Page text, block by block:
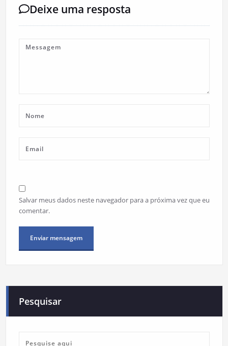
Deixe uma resposta
Salvar meus dados neste navegador para a próxima vez que eu
comentar.
Pesquisar